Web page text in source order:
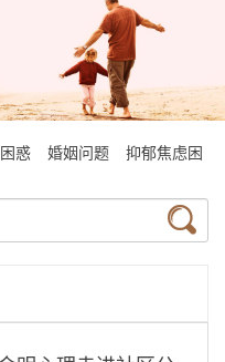
惑 婚姻问题
抑郁焦虑困